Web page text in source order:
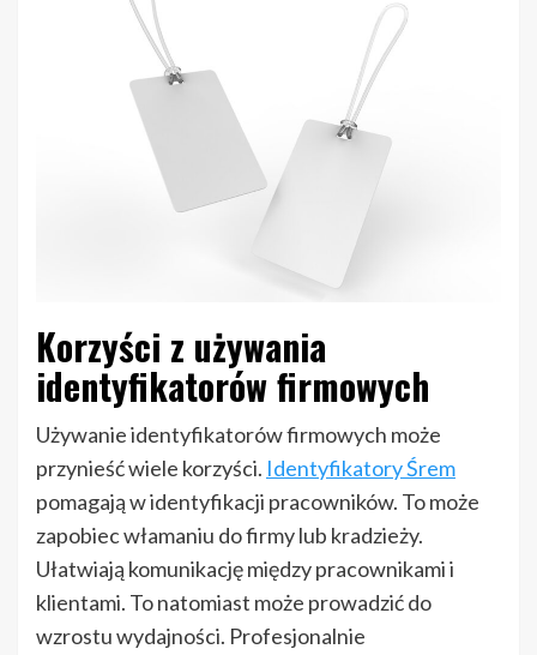
Korzyści z używania
identyfikatorów firmowych
Używanie identyfikatorów firmowych może
przynieść wiele korzyści. Identyfikatory Śrem
pomagają w identyfikacji pracowników. To może
zapobiec włamaniu do firmy lub kradzieży.
Ułatwiają komunikację między pracownikami i
klientami. To natomiast może prowadzić do
wzrostu wydajności. Profesjonalnie